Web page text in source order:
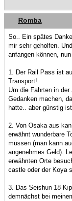
Romba
So.. Ein spätes
mir sehr geholfen.
anfangen können,
1. Der Rail Pass ist
Transport!
Um die Fahrten in
Gedanken machen,
hatte.. aber günstig
2. Von Osaka aus
erwähnt wunderbare
müssen (man kann
angenehmes Geld).
erwähnten Orte
castle oder der Koya
3. Das Seishun 18
demnächst bei